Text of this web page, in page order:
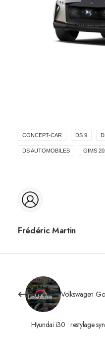
CONCEPT-CAR DS 9
DS AUTOMOBILES GIMS
Frédéric Martin
Volkswagen
Hyundai i30 : restylage